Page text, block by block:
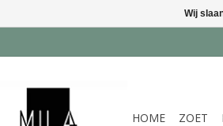
HOME ZOET
Wij